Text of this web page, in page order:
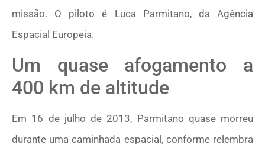
missão. O piloto é Luca Parmitano, da Agência
Espacial Europeia.
Um quase afogamento a
400 km de altitude
Em 16 de julho de 2013, Parmitano quase morreu
durante uma caminhada espacial, conforme relembra